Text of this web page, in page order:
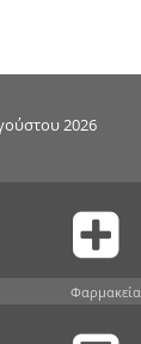
2026
Φαρμακεία